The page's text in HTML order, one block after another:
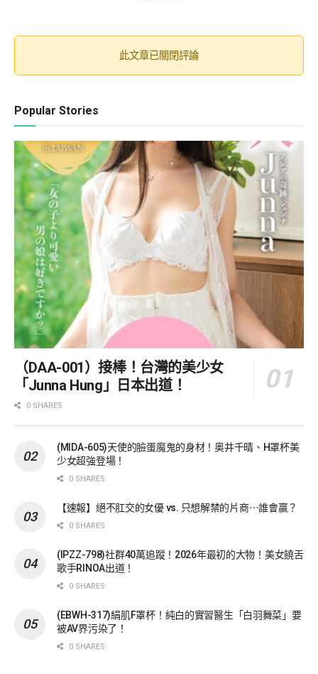
此文章已關閉評論
Popular Stories
（DAA-001）接棒！台灣的美少女
「Junna Hung」日本出道！
0 SHARES
(MIDA-605)天使的臉蛋魔鬼的身材！奥井千晴、H罩杯美
少女超強登場！
0 SHARES
【速報】絕不肛交的女優 vs. 只想解禁的片商⋯誰會贏？
0 SHARES
(IPZZ-798)社群40萬追蹤！2026年最初的大物！美女饒舌
歌手RINOA出道！
0 SHARES
(EBWH-317)絹肌F罩杯！純白的實習醫生「白羽舞菜」要
被AV界污染了！
0 SHARES